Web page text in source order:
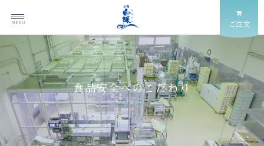
MENU ご注文
食品安全へのこだわり
Safety